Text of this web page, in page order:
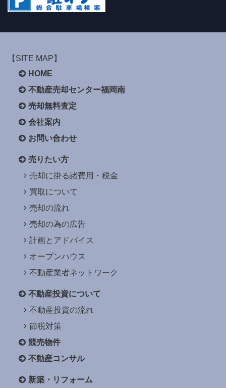
【SITE MAP】
HOME
不動産売却センター福岡南
売却無料査定
会社案内
お問い合わせ
売りたい方
売却に掛る諸費用・税金
買取について
売却の流れ
売却の為の広告
計画とアドバイス
オープンハウス
不動産業者ネットワーク
不動産投資について
不動産投資の流れ
節税対策
競売物件
不動産コンサル
新築・リフォーム